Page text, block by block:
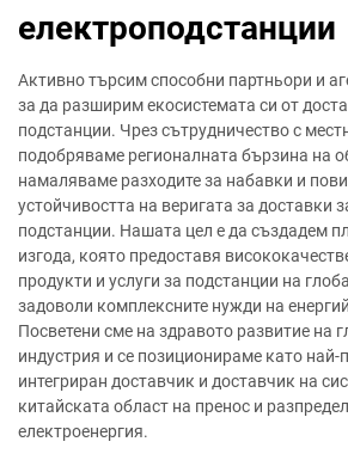
електроподстанции
Активно търсим способни партньори и
за да разширим екосистемата си от
подстанции. Чрез сътрудничество с
подобряваме регионалната бързина на
намаляваме разходите за набавки и
устойчивостта на веригата за доставки
подстанции. Нашата цел е да създадем
изгода, която предоставя
продукти и услуги за подстанции на
задоволи комплексните нужди на
Посветени сме на здравото развитие на
индустрия и се позиционираме като
интегриран доставчик и доставчик на
китайската област на пренос и
електроенергия.